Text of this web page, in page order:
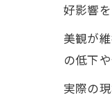
好影響
美観が
の低下
実際の